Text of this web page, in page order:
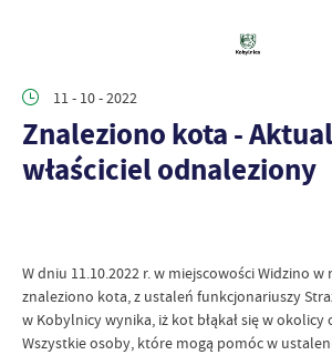
11 - 10 - 2022
Znaleziono kota -
właściciel odnaleziony
W dniu 11.10.2022 r. w miejscowości Widzino
znaleziono kota, z ustaleń funkcjonariuszy
w Kobylnicy wynika, iż kot błąkał się w
Wszystkie osoby, które mogą pomóc w